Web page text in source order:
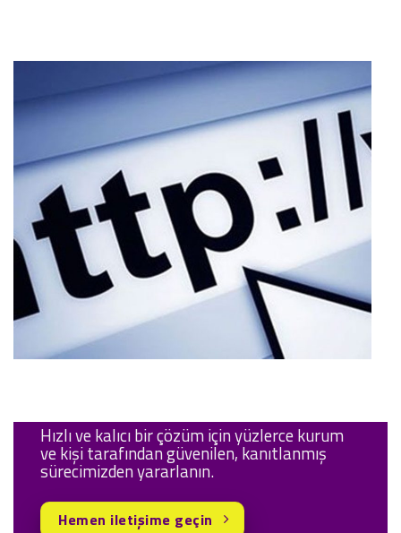
Hızlı ve kalıcı bir çözüm için yüzlerce kurum
ve kişi tarafından güvenilen, kanıtlanmış
sürecimizden yararlanın.
Hemen iletişime geçin